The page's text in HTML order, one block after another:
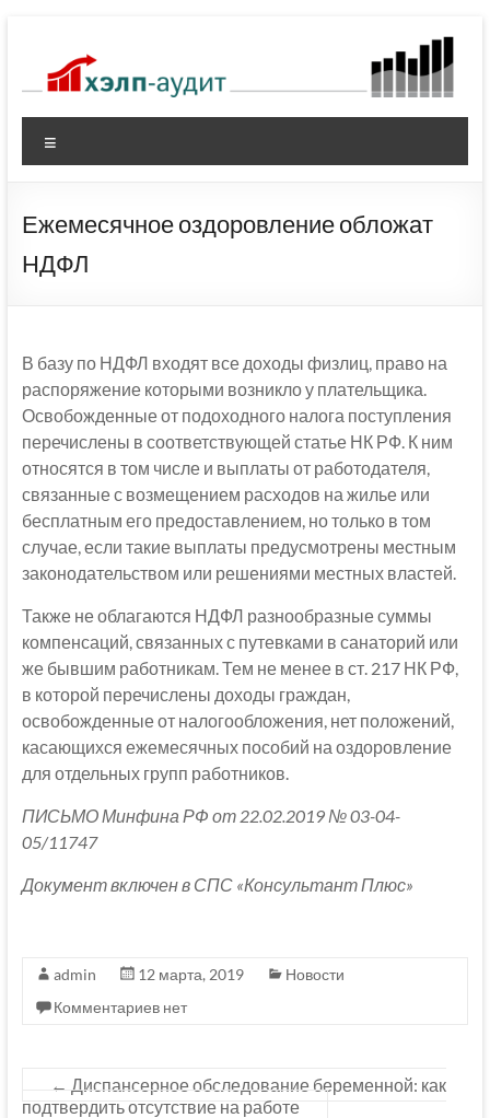
содержимому
Ежемесячное оздоровление обложат
НДФЛ
В базу по НДФЛ входят все доходы физлиц, право на
распоряжение которыми возникло у плательщика.
Освобожденные от подоходного налога поступления
перечислены в соответствующей статье НК РФ. К ним
относятся в том числе и выплаты от работодателя,
связанные с возмещением расходов на жилье или
бесплатным его предоставлением, но только в том
случае, если такие выплаты предусмотрены местным
законодательством или решениями местных властей.
Также не облагаются НДФЛ разнообразные суммы
компенсаций, связанных с путевками в санаторий или
же бывшим работникам. Тем не менее в ст. 217 НК РФ,
в которой перечислены доходы граждан,
освобожденные от налогообложения, нет положений,
касающихся ежемесячных пособий на оздоровление
для отдельных групп работников.
ПИСЬМО Минфина РФ от 22.02.2019 № 03-04-
05/11747
Документ включен в СПС «Консультант Плюс»
admin 12 марта, 2019
Новости
Комментариев нет
← Диспансерное обследование беременной: как
подтвердить отсутствие на работе